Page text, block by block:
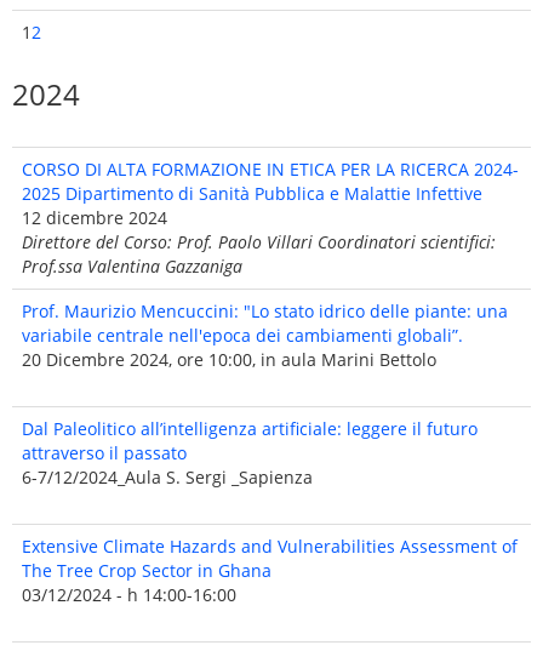
12
2024
CORSO DI ALTA FORMAZIONE IN ETICA PER LA RICERCA 2024-
2025 Dipartimento di Sanità Pubblica e Malattie Infettive
12 dicembre 2024
Direttore del Corso: Prof. Paolo Villari Coordinatori scientifici:
Prof.ssa Valentina Gazzaniga
Prof. Maurizio Mencuccini: "Lo stato idrico delle piante: una
variabile centrale nell'epoca dei cambiamenti globali”.
20 Dicembre 2024, ore 10:00, in aula Marini Bettolo
Dal Paleolitico all’intelligenza artificiale: leggere il futuro
attraverso il passato
6-7/12/2024_Aula S. Sergi _Sapienza
Extensive Climate Hazards and Vulnerabilities Assessment of
The Tree Crop Sector in Ghana
03/12/2024 - h 14:00-16:00